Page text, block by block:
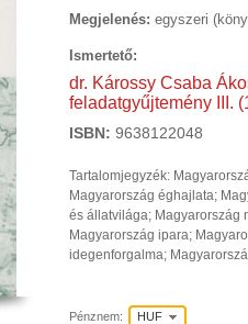
Megjelenés: egyszeri
Ismertető:
dr. Károssy Csaba
feladatgyűjtemény III.
ISBN: 9638122048
Tartalomjegyzék:
Magyarország éghajlata;
és állatvilága; Magyarország
Magyarország ipara;
idegenforgalma;
Pénznem: HUF